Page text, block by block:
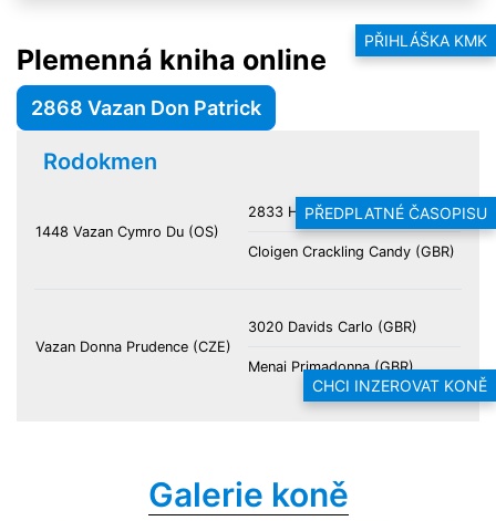
PŘIHLÁŠKA KMK
PŘEDPLATNÉ ČASOPISU
CHCI INZEROVAT KONĚ
Plemenná kniha online
2868 Vazan Don Patrick
Rodokmen
1448 Vazan Cymro Du (OS)
2833 H-S Lord Thomas (OS)
Cloigen Crackling Candy (GBR)
Vazan Donna Prudence (CZE)
3020 Davids Carlo (GBR)
Menai Primadonna (GBR)
Galerie koně